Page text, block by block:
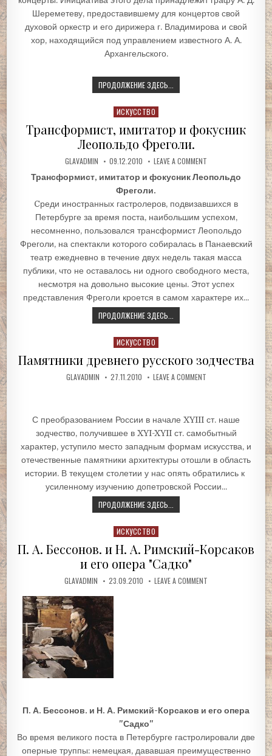
Шереметеву, предоставившему для концертов свой
духовой оркестр и его дирижера г. Владимирова и свой
хор, находящийся под управлением известного А. А.
Архангельского.
ПРОДОЛЖЕНИЕ ЗДЕСЬ...
Posted
ИСКУССТВО
Трансформист, имитатор и фокусник
Леопольдо Фреголи.
GLAVADMIN 09.12.2010 LEAVE A COMMENT
Трансформист, имитатор и фокусник Леопольдо
Фреголи.
Cреди иностранных гастролеров, подвизавшихся в
Петербурге за время поста, наибольшим успехом,
несомненно, пользовался трансформист Леопольдо
Фреголи, на спектакли которого собиралась в Панаевский
театр ежедневно в течение двух недель такая масса
публики, что не оставалось ни одного свободного места,
несмотря на довольно высокие цены. Этот успех
представления Фреголи кроется в самом характере их...
ПРОДОЛЖЕНИЕ ЗДЕСЬ...
Posted
ИСКУССТВО
Памятники древнего русского зодчества
GLAVADMIN 27.11.2010 LEAVE A COMMENT
С преобразованием России в начале XYIII ст. наше
зодчество, получившее в XYI-XYII ст. самобытный
характер, уступило место западным формам искусства, и
отечественные памятники архитектуры отошли в область
истории. В текущем столетии у нас опять обратились к
усиленному изучению допетровской России...
ПРОДОЛЖЕНИЕ ЗДЕСЬ...
Posted
in
ИСКУССТВО
П. А. Бессонов. и Н. А. Римский-Корсаков
и его опера "Садко"
GLAVADMIN 23.09.2010 LEAVE A COMMENT
П. А. Бессонов. и Н. А. Римский-Корсаков и его опера
"Садко"
Во время великого поста в Петербурге гастролировали две
оперные труппы: немецкая, дававшая преимущественно